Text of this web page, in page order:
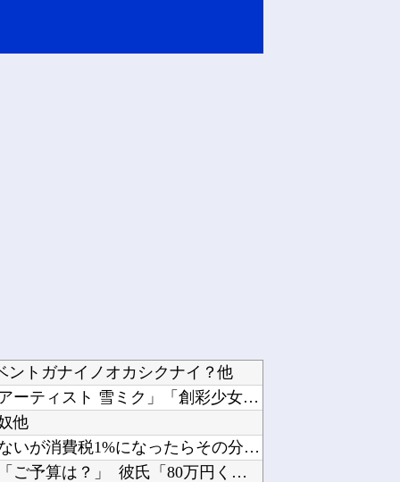
ントガナイノオカシクナイ？他
【コトブキヤ出荷情報】「フレームアーティスト 雪ミク」「創彩少女庭園 早乙女 瑠衣【桃桜高...
他
【悲報】町のお弁当屋さん「申し訳ないが消費税1%になったらその分商品代を値上げするわ」他
彼と婚約指輪を見に行った。 店員「ご予算は？」 彼氏「80万円くらいで。最大で90万円か...